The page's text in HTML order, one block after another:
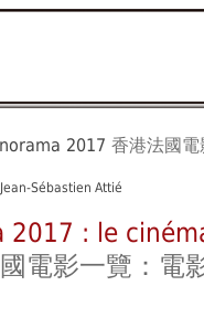
2017 香港法國電
Sébastien Attié
2017 : le
電影一覽：電